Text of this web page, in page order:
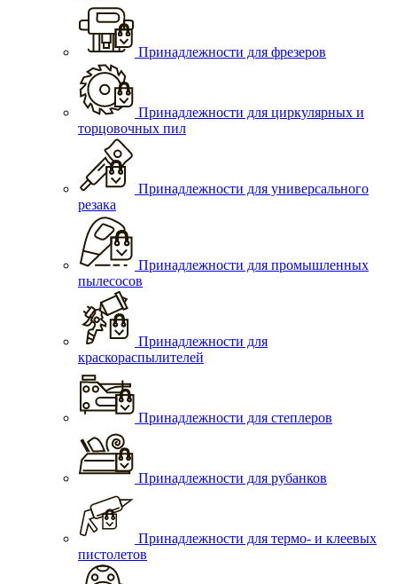
Принадлежности для фрезеров
Принадлежности для циркулярных и
торцовочных пил
Принадлежности для универсального
резака
Принадлежности для промышленных
пылесосов
Принадлежности для
краскораспылителей
Принадлежности для степлеров
Принадлежности для рубанков
Принадлежности для термо- и клеевых
пистолетов